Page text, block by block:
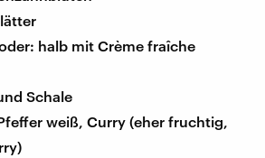
halb mit Crème fraîche
Schale
weiß, Curry (eher fruchtig,